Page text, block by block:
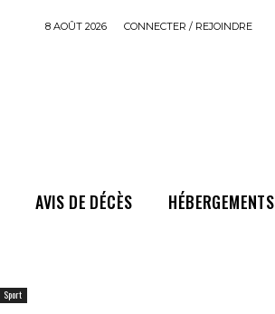
8 AOÛT 2026 CONNECTER / REJOINDRE
AVIS DE DÉCÈS HÉBERGEMENTS
Sport